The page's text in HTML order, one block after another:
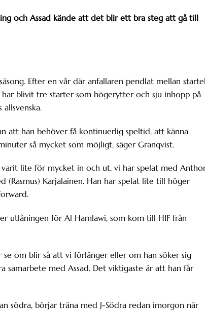
och Assad kände att det blir ett bra steg att gå till
Efter en vår där anfallaren pendlat mellan
blivit tre starter som högerytter och sju inhopp på
att han behöver få kontinuerlig speltid, att känna
så mycket som möjligt, säger Granqvist.
lite för mycket in och ut, vi har spelat med
Karjalainen. Han har spelat lite till höger
utlåningen för Al Hamlawi, som kom till HIF från
om blir så att vi förlänger eller om han söker sig
med Assad. Det viktigaste är att han får
södra, börjar träna med J-Södra redan imorgon när